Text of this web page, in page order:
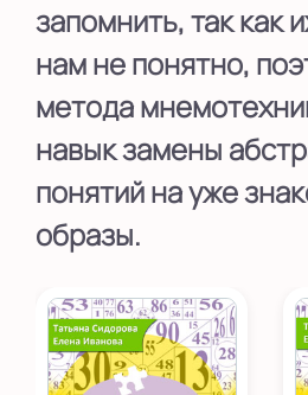
запомнить, так как
нам не понятно,
метода
навык замены
понятий на уже
образы.